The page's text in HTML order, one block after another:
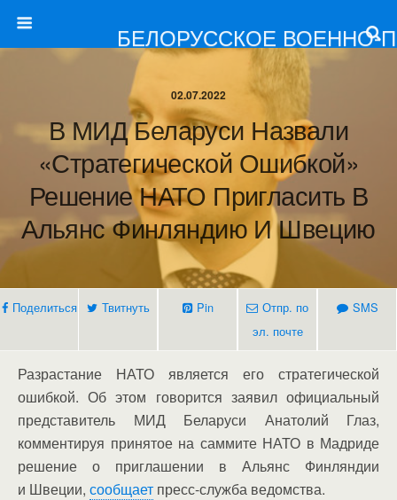
БЕЛОРУССКОЕ ВОЕННО-
02.07.2022
В МИД Беларуси Назвали
«стратегической Ошибкой»
Решение НАТО Пригласить В
Альянс Финляндию И Швецию
Поделиться Твитнуть Pin
Отпр. по
эл. почте
SMS
Разрастание НАТО является его стратегической
ошибкой. Об этом говорится заявил официальный
представитель МИД Беларуси Анатолий Глаз,
комментируя принятое на саммите НАТО в Мадриде
решение о приглашении в Альянс Финляндии
и Швеции, сообщает пресс-служба ведомства.